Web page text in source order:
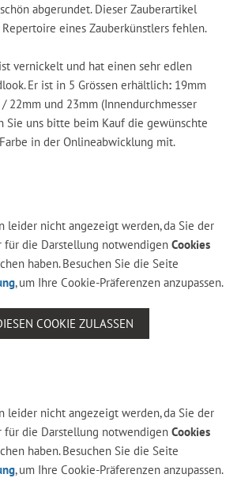
abgerundet. Dieser Zauberartikel
eines Zauberkünstlers fehlen.
vernickelt und hat einen sehr edlen
Er ist in 5 Grössen erhältlich: 19mm
22mm und 23mm (Innendurchmesser
Sie uns bitte beim Kauf die gewünschte
in der Onlineabwicklung mit.
leider nicht angezeigt werden, da Sie der
für die Darstellung notwendigen Cookies
haben. Besuchen Sie die Seite
, um Ihre Cookie-Präferenzen anzupassen.
COOKIE ZULASSEN
leider nicht angezeigt werden, da Sie der
für die Darstellung notwendigen Cookies
haben. Besuchen Sie die Seite
, um Ihre Cookie-Präferenzen anzupassen.